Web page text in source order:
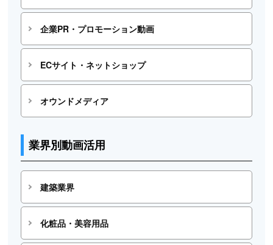
企業PR・プロモーション動画
ECサイト・ネットショップ
オウンドメディア
業界別動画活用
建築業界
化粧品・美容用品